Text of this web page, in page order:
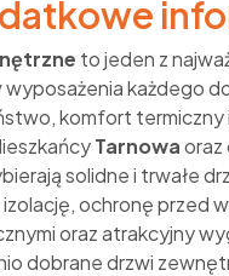
to jeden z
każdego
komfort
Tarnowaoraz
solidne i trwałe
ochronę przed
oraz atrakcyjny
dobrane drzwi